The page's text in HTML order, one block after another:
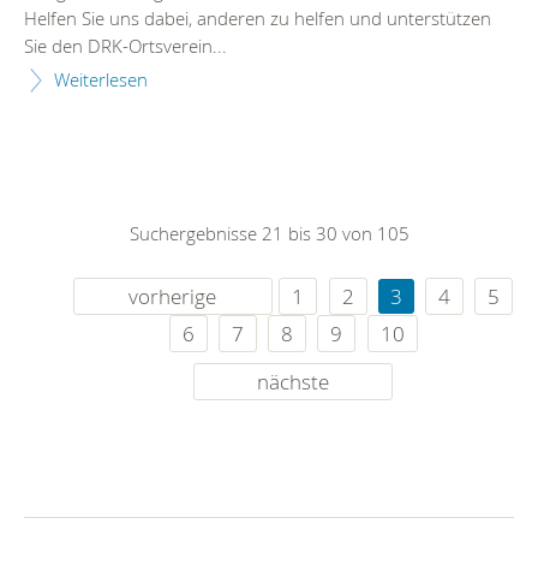
Helfen Sie uns dabei, anderen zu helfen und unterstützen
Sie den DRK-Ortsverein...
Weiterlesen
Suchergebnisse 21 bis 30 von 105
vorherige 1 2 3 4
5
6
7 8 9
10
nächste